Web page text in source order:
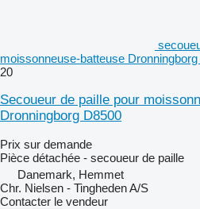
moissonneuse-batteuse
20
Secoueur de paille pour
Dronningborg D8500
Prix sur demande
Pièce détachée - secoueur de paille
Danemark, Hemmet
Chr. Nielsen - Tingheden A/S
Contacter le vendeur